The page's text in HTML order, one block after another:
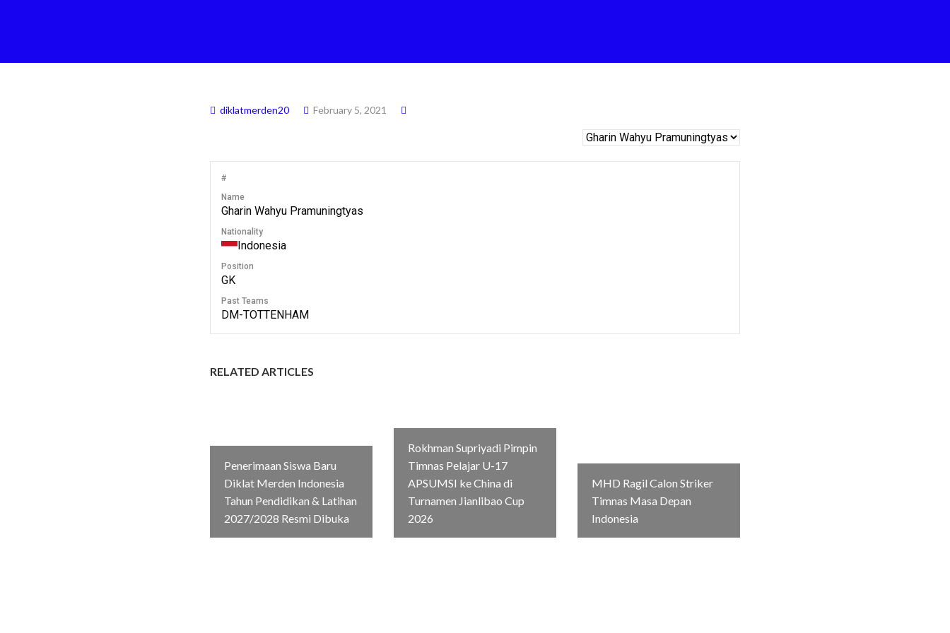
diklatmerden20 February 5, 2021
#
Name
Gharin Wahyu Pramuningtyas
Nationality
Indonesia
Position
GK
Past Teams
DM-TOTTENHAM
RELATED ARTICLES
Penerimaan Siswa Baru
Diklat Merden Indonesia
Tahun Pendidikan & Latihan
2027/2028 Resmi Dibuka
Rokhman Supriyadi Pimpin
Timnas Pelajar U-17
APSUMSI ke China di
Turnamen Jianlibao Cup
2026
MHD Ragil Calon Striker
Timnas Masa Depan
Indonesia